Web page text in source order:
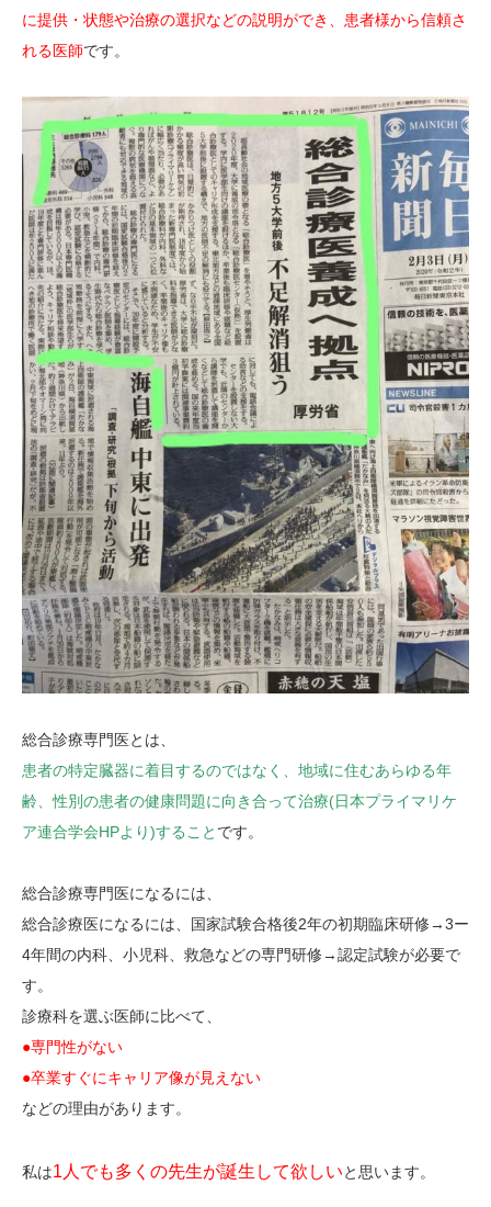
に提供・状態や治療の選択などの説明ができ、患者様から信頼さ
れる医師です。
総合診療専門医とは、
患者の特定臓器に着目するのではなく、地域に住むあらゆる年
齢、性別の患者の健康問題に向き合って治療(日本プライマリケ
ア連合学会HPより)すること です。
総合診療専門医になるには、
総合診療医になるには、国家試験合格後2年の初期臨床研修→3ー
4年間の内科、小児科、救急などの専門研修→認定試験が必要で
す。
診療科を選ぶ医師に比べて、
●専門性がない
●卒業すぐにキャリア像が見えない
などの理由があります。
私は1人でも多くの先生が誕生して欲しいと思います。